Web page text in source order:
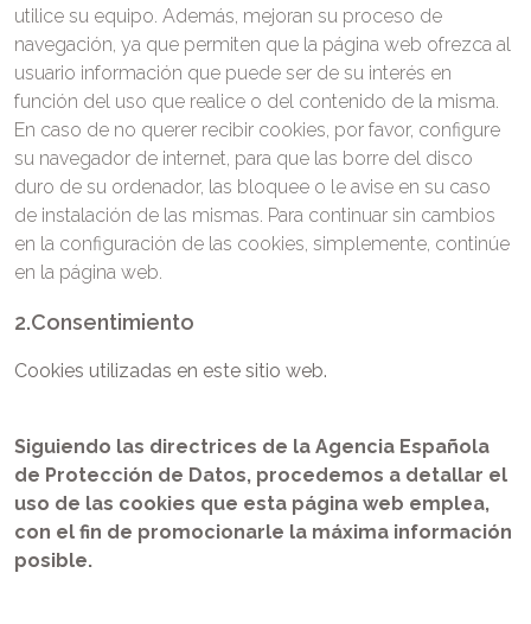
utilice su equipo. Además, mejoran su proceso de
navegación, ya que permiten que la página web ofrezca al
usuario información que puede ser de su interés en
función del uso que realice o del contenido de la misma.
En caso de no querer recibir cookies, por favor, configure
su navegador de internet, para que las borre del disco
duro de su ordenador, las bloquee o le avise en su caso
de instalación de las mismas. Para continuar sin cambios
en la configuración de las cookies, simplemente, continúe
en la página web.
2.Consentimiento
Cookies utilizadas en este sitio web.
Siguiendo las directrices de la Agencia Española
de Protección de Datos, procedemos a detallar el
uso de las cookies que esta página web emplea,
con el fin de promocionarle la máxima información
posible.